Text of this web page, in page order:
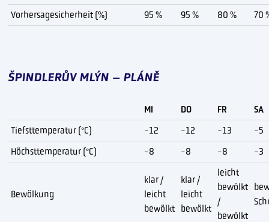
Vorhersagesicherheit (%) 95 % 95 % 80 % 70
ŠPINDLERŮV MLÝN – PLÁNĚ
MI DO FR
SA
Tiefsttemperatur (°C)
-12 -12 -13
-5
Höchsttemperatur (°C)
-8 -8 -8 -3
Bewölkung
klar /
leicht
bewölkt
klar /
leicht
bewölkt
leicht
bewölkt
/
bewölkt